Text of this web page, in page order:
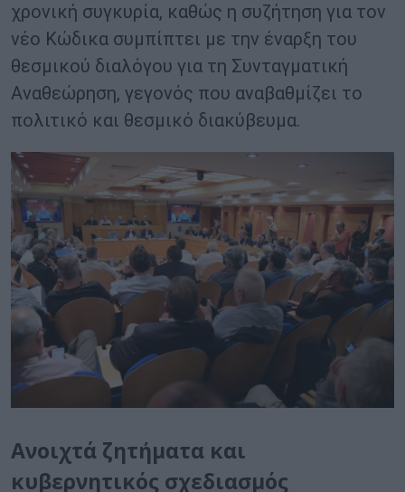
χρονική συγκυρία, καθώς η συζήτηση για τον
νέο Κώδικα συμπίπτει με την έναρξη του
θεσμικού διαλόγου για τη Συνταγματική
Αναθεώρηση, γεγονός που αναβαθμίζει το
πολιτικό και θεσμικό διακύβευμα.
Ανοιχτά ζητήματα και
κυβερνητικός σχεδιασμός